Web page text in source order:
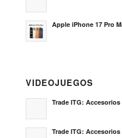
Apple iPhone 17 Pro
VIDEOJUEGOS
Trade ITG:
Trade ITG: